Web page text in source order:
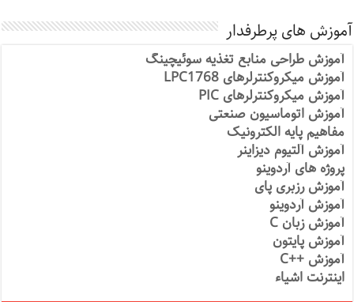
آموزش های پرطرفدار
آموزش طراحی منابع تغذیه سوئیچینگ
آموزش میکروکنترلرهای LPC1768
آموزش میکروکنترلرهای PIC
آموزش اتوماسیون صنعتی
مفاهیم پایه الکترونیک
آموزش آلتیوم دیزاینر
پروژه های آردوینو
آموزش رزبری پای
آموزش آردوینو
آموزش زبان C
آموزش پایتون
آموزش ++C
اینترنت اشیاء